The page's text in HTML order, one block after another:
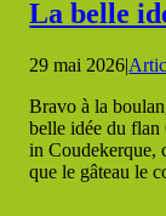
La belle
29 mai 2026|
Bravo à la
belle idée du
in Coudekerque,
que le gâteau le